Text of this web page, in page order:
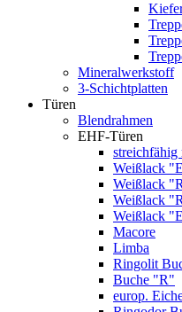
Mineralwerkstoff
3-Schichtplatten
Türen
Blendrahmen
EHF-Türen
streichfähig
Weißlack
Weißlack
Weißlack
Weißlack
Macore
Limba
Ringolit
Buche "R"
europ.